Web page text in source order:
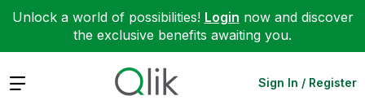
Unlock a world of possibilities! Login now and discover
the exclusive benefits awaiting you.
Expand Sign In / Register